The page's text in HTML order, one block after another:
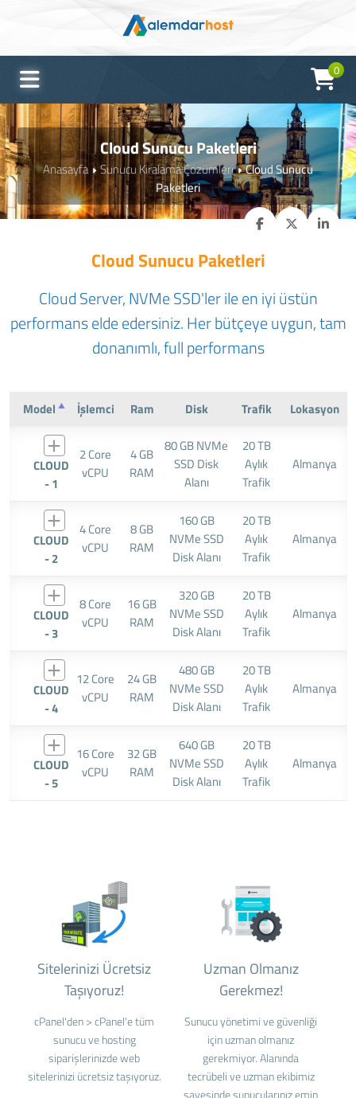
0
Cloud Sunucu Paketleri
Anasayfa Sunucu Kiralama Çözümleri
Cloud Sunucu
Paketleri
Cloud Sunucu Paketleri
Cloud Server, NVMe SSD'ler ile en iyi üstün
performans elde edersiniz. Her bütçeye uygun, tam
donanımlı, full performans
Model İşlemci Ram Disk Trafik Lokasyon
CLOUD
- 1
2 Core
vCPU
4 GB
RAM
80 GB NVMe
SSD Disk
Alanı
20 TB
Aylık
Trafik
Almanya
CLOUD
- 2
4 Core
vCPU
8 GB
RAM
160 GB
NVMe SSD
Disk Alanı
20 TB
Aylık
Trafik
Almanya
CLOUD
- 3
8 Core
vCPU
16 GB
RAM
320 GB
NVMe SSD
Disk Alanı
20 TB
Aylık
Trafik
Almanya
CLOUD
- 4
12 Core
vCPU
24 GB
RAM
480 GB
NVMe SSD
Disk Alanı
20 TB
Aylık
Trafik
Almanya
CLOUD
- 5
16 Core
vCPU
32 GB
RAM
640 GB
NVMe SSD
Disk Alanı
20 TB
Aylık
Trafik
Almanya
Sitelerinizi Ücretsiz
Taşıyoruz!
cPanel'den > cPanel'e tüm
sunucu ve hosting
siparişlerinizde web
sitelerinizi ücretsiz taşıyoruz.
Uzman Olmanız
Gerekmez!
Sunucu yönetimi ve güvenliği
için uzman olmanız
gerekmiyor. Alanında
tecrübeli ve uzman ekibimiz
sayesinde sunucularınız emin